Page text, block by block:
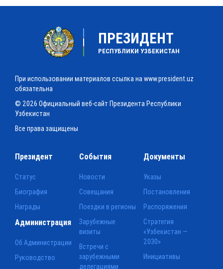
ПРЕЗИДЕНТ
РЕСПУБЛИКИ УЗБЕКИСТАН
При использовании материалов ссылка на www.president.uz
обязательна
© 2026 Официальный веб-сайт Президента Республики
Узбекистан
Все права защищены
Президент
Статус
Биография
Награды
События
Новости
Совещания
Поездки в регионы
Зарубежные
визиты
Встречи с
зарубежными
делегациями
Документы
Указы
Постановления
Распоряжения
Стратегия
«Узбекистан —
2030»
Инициативы
Администрация
Об Администрации
Руководство